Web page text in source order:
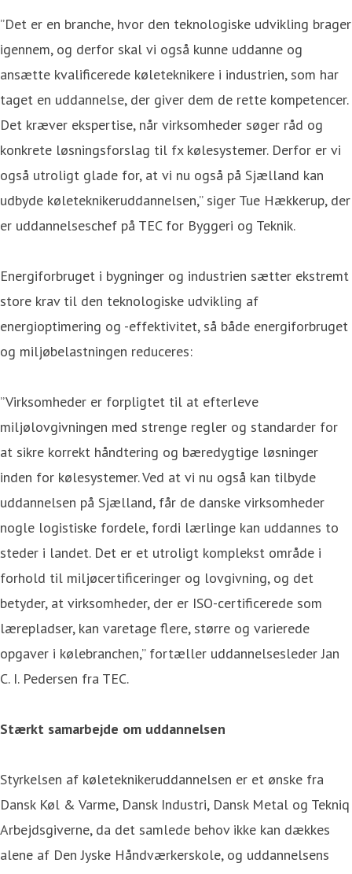
”Det er en branche, hvor den teknologiske udvikling brager
igennem, og derfor skal vi også kunne uddanne og
ansætte kvalificerede køleteknikere i industrien, som har
taget en uddannelse, der giver dem de rette kompetencer.
Det kræver ekspertise, når virksomheder søger råd og
konkrete løsningsforslag til fx kølesystemer. Derfor er vi
også utroligt glade for, at vi nu også på Sjælland kan
udbyde køleteknikeruddannelsen,” siger Tue Hækkerup, der
er uddannelseschef på TEC for Byggeri og Teknik.
Energiforbruget i bygninger og industrien sætter ekstremt
store krav til den teknologiske udvikling af
energioptimering og -effektivitet, så både energiforbruget
og miljøbelastningen reduceres:
”Virksomheder er forpligtet til at efterleve
miljølovgivningen med strenge regler og standarder for
at sikre korrekt håndtering og bæredygtige løsninger
inden for kølesystemer. Ved at vi nu også kan tilbyde
uddannelsen på Sjælland, får de danske virksomheder
nogle logistiske fordele, fordi lærlinge kan uddannes to
steder i landet. Det er et utroligt komplekst område i
forhold til miljøcertificeringer og lovgivning, og det
betyder, at virksomheder, der er ISO-certificerede som
lærepladser, kan varetage flere, større og varierede
opgaver i kølebranchen,” fortæller uddannelsesleder Jan
C. I. Pedersen fra TEC.
Stærkt samarbejde om uddannelsen
Styrkelsen af køleteknikeruddannelsen er et ønske fra
Dansk Køl & Varme, Dansk Industri, Dansk Metal og Tekniq
Arbejdsgiverne, da det samlede behov ikke kan dækkes
alene af Den Jyske Håndværkerskole, og uddannelsens